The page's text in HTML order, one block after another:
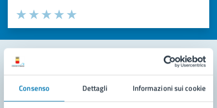
Consenso Dettagli Informazioni sui cookie
Valuta la chiarezza delle informazioni (da 1 a 5 stelle)
Seleziona il numero di stelle per valutare la chiarezza delle
Valuta 5 stelle su 5
Valuta 4 stelle su 5
Valuta 3 stelle su 5
Valuta 2 stelle su 5
Valuta 1 stelle su 5
Leggi le domande frequenti